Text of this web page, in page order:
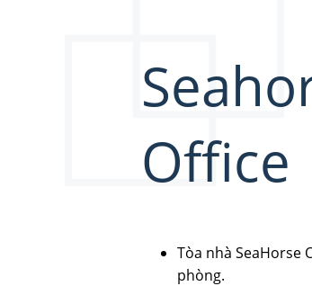
Office
Tòa nhà SeaHorse
phòng.